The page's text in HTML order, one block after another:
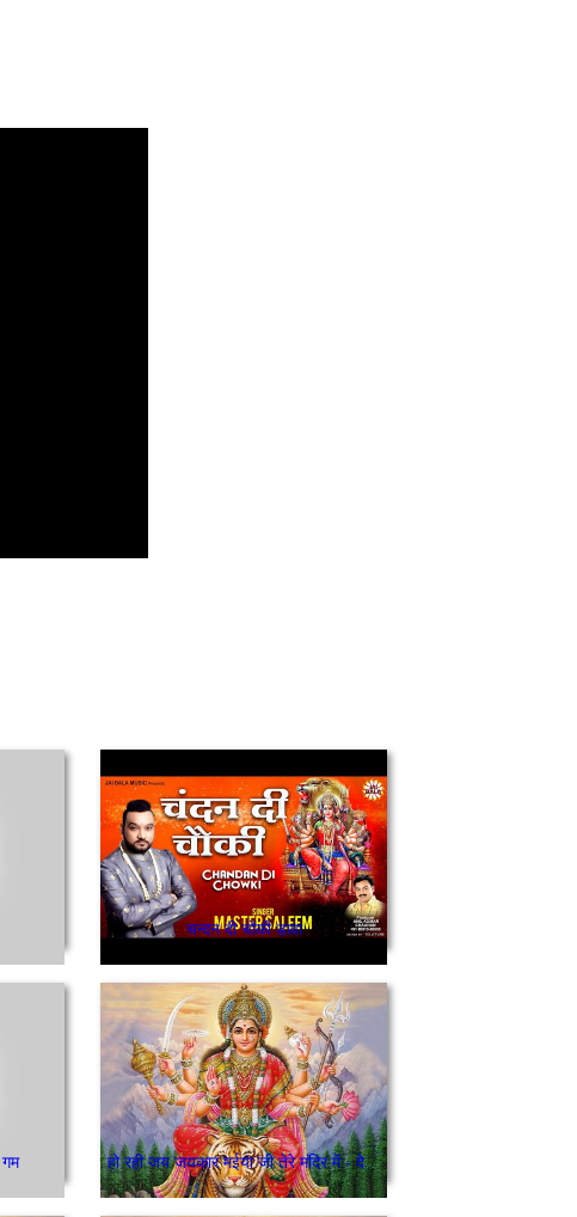
चन्दन दी चोंकी डावा
गम हो रही जय जयकार मईया जी तेरे मंदिर में - देसी भजन